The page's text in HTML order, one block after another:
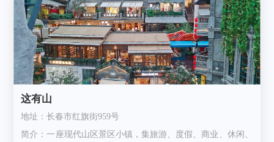
这有山
地址：长春市红旗街959号
简介：一座现代山区景区小镇，集旅游、度假、商业、休闲、